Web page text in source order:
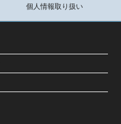
個人情報取り扱い